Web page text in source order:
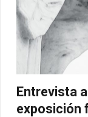
Entrevista
exposición